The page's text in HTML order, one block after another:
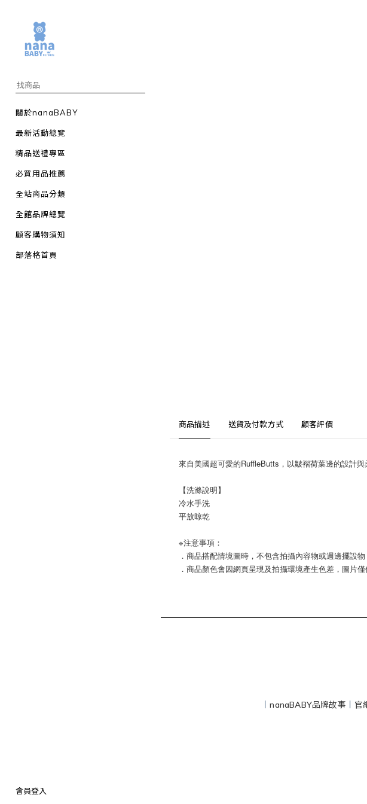
關於nanaBABY
最新活動總覽
精品送禮專區
必買用品推薦
全站商品分類
全館品牌總覽
顧客購物須知
部落格首頁
會員登入
商品描述 送貨及付款方式 顧客評價
來自美國超可愛的RuffleButts，以皺褶荷葉邊的設計
【洗滌說明】
冷水手洗
平放晾乾
※注意事項：
．商品搭配情境圖時，不包含拍攝內容物或週邊擺設
．商品顏色會因網頁呈現及拍攝環境產生色差，圖片
丨nanaBABY品牌故事 官